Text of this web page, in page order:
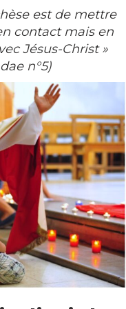
est de mettre
contact mais en
Jésus-Christ »
n°5)